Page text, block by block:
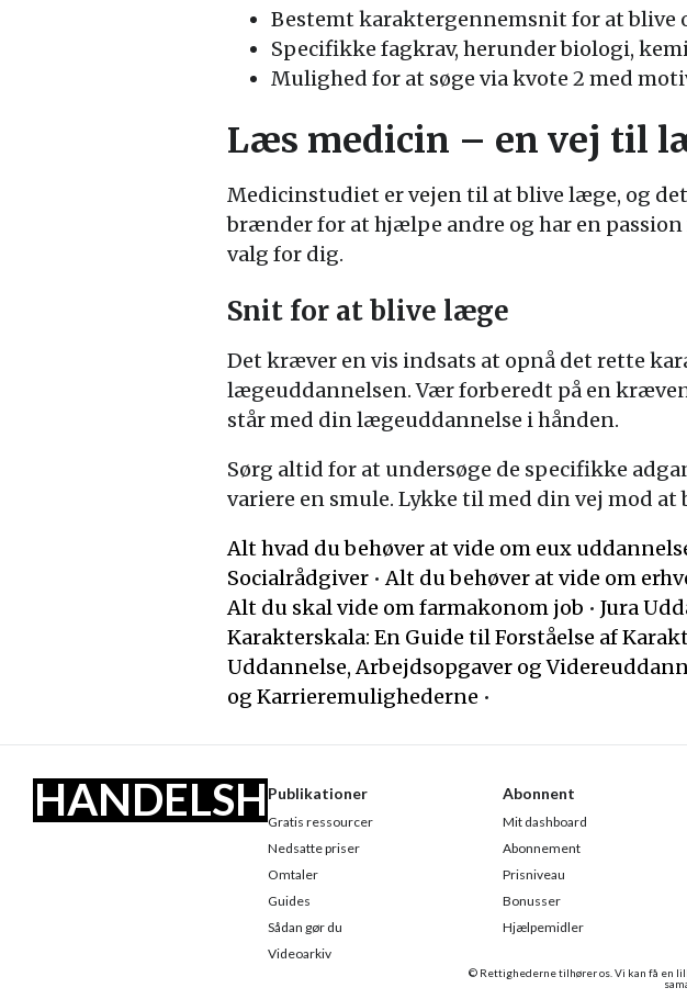
Bestemt karaktergennemsnit for at blive
Specifikke fagkrav, herunder biologi,
Mulighed for at søge via kvote 2 med
Læs medicin – en vej til
Medicinstudiet er vejen til at blive læge, og
brænder for at hjælpe andre og har en
valg for dig.
Snit for at blive læge
Det kræver en vis indsats at opnå det rette
lægeuddannelsen. Vær forberedt på en
står med din lægeuddannelse i hånden.
Sørg altid for at undersøge de specifikke
variere en smule. Lykke til med din vej mod at
Alt hvad du behøver at vide om eux
Socialrådgiver •Alt du behøver at vide om
Alt du skal vide om farmakonom job • Jura
Karakterskala: En Guide til Forståelse af
Uddannelse, Arbejdsopgaver og
og Karrieremulighederne •
HANDELSH
© Rettighederne tilhører os. Vi kan få en
Publikationer
Gratis ressourcer
Nedsatte priser
Omtaler
Guides
Sådan gør du
Videoarkiv
Abonnent
Mit dashboard
Abonnement
Prisniveau
Bonusser
Hjælpemidler